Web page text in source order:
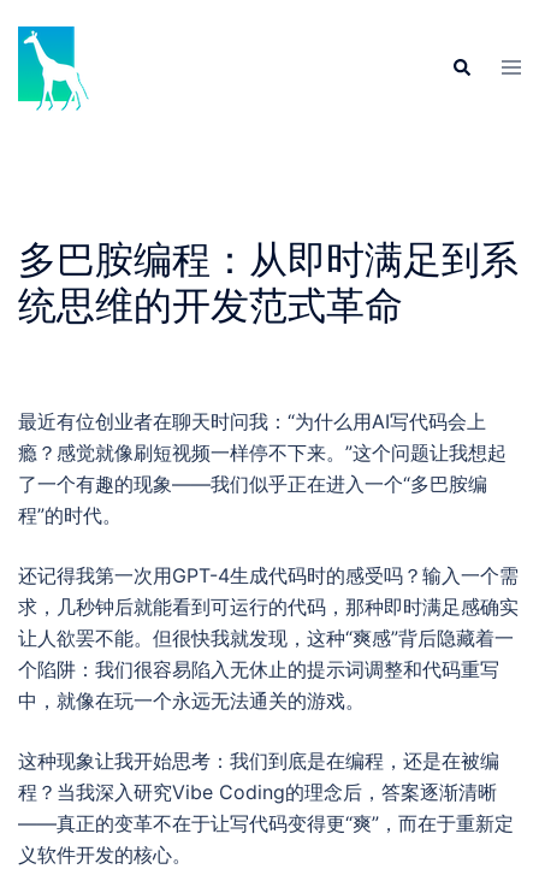
content
Search
多巴胺编程：从即时满足到系
统思维的开发范式革命
最近有位创业者在聊天时问我：“为什么用AI写代码会上
瘾？感觉就像刷短视频一样停不下来。”这个问题让我想起
了一个有趣的现象——我们似乎正在进入一个“多巴胺编
程”的时代。
还记得我第一次用GPT-4生成代码时的感受吗？输入一个需
求，几秒钟后就能看到可运行的代码，那种即时满足感确实
让人欲罢不能。但很快我就发现，这种“爽感”背后隐藏着一
个陷阱：我们很容易陷入无休止的提示词调整和代码重写
中，就像在玩一个永远无法通关的游戏。
这种现象让我开始思考：我们到底是在编程，还是在被编
程？当我深入研究Vibe Coding的理念后，答案逐渐清晰
——真正的变革不在于让写代码变得更“爽”，而在于重新定
义软件开发的核心。